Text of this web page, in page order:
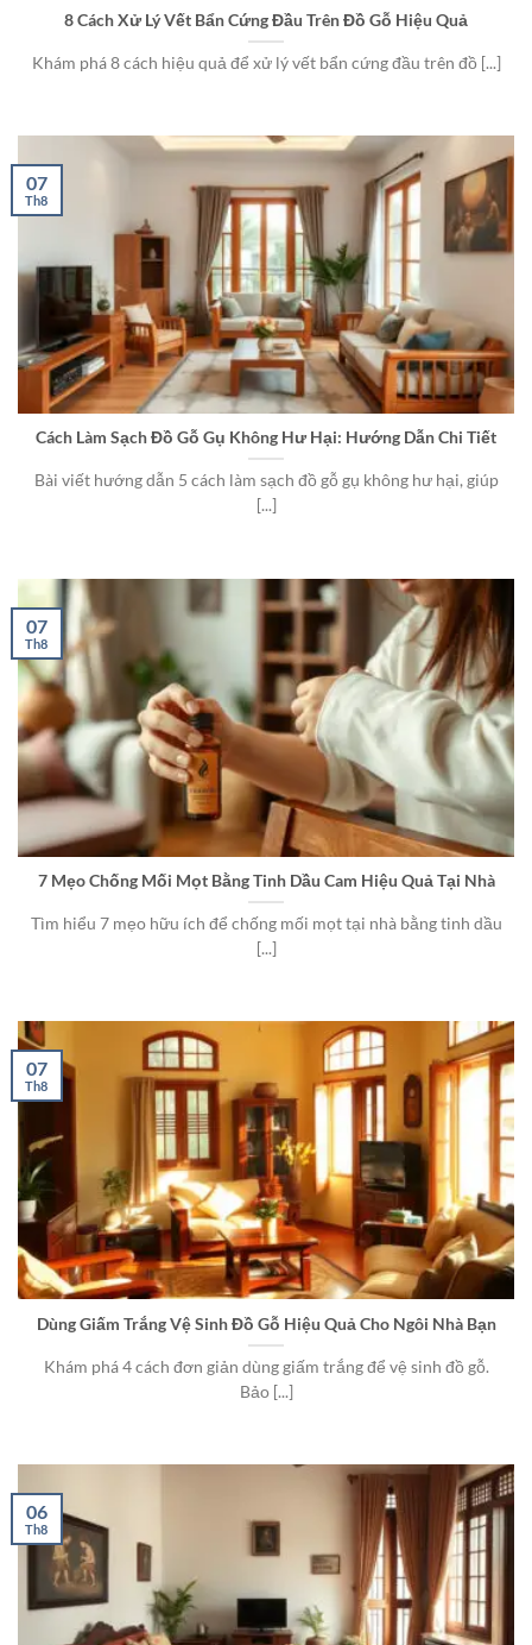
8 Cách Xử Lý Vết Bẩn Cứng Đầu Trên Đồ Gỗ Hiệu Quả
Khám phá 8 cách hiệu quả để xử lý vết bẩn cứng đầu trên đồ [...]
Cách Làm Sạch Đồ Gỗ Gụ Không Hư Hại: Hướng Dẫn Chi Tiết
Bài viết hướng dẫn 5 cách làm sạch đồ gỗ gụ không hư hại, giúp
[...]
07
Th8
7 Mẹo Chống Mối Mọt Bằng Tinh Dầu Cam Hiệu Quả Tại Nhà
Tìm hiểu 7 mẹo hữu ích để chống mối mọt tại nhà bằng tinh dầu
[...]
07
Th8
Dùng Giấm Trắng Vệ Sinh Đồ Gỗ Hiệu Quả Cho Ngôi Nhà Bạn
Khám phá 4 cách đơn giản dùng giấm trắng để vệ sinh đồ gỗ.
Bảo [...]
07
Th8
06
Th8